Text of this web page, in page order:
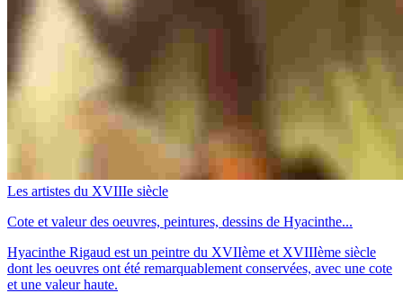
Les artistes du XVIIIe siècle
Cote et valeur des oeuvres, peintures, dessins de Hyacinthe...
Hyacinthe Rigaud est un peintre du XVIIème et XVIIIème siècle
dont les oeuvres ont été remarquablement conservées, avec une cote
et une valeur haute.